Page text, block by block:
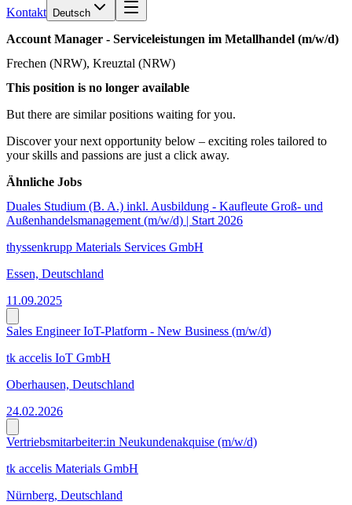
Kontakt Deutsch
Account Manager - Serviceleistungen im Metallhandel (m/w/d)
Frechen (NRW), Kreuztal (NRW)
This position is no longer available
But there are similar positions waiting for you.
Discover your next opportunity below – exciting roles tailored to
your skills and passions are just a click away.
Ähnliche Jobs
Duales Studium (B. A.) inkl. Ausbildung - Kaufleute Groß- und
Außenhandelsmanagement (m/w/d) | Start 2026
thyssenkrupp Materials Services GmbH
Essen, Deutschland
11.09.2025
Sales Engineer IoT-Platform - New Business (m/w/d)
tk accelis IoT GmbH
Oberhausen, Deutschland
24.02.2026
Vertriebsmitarbeiter:in Neukundenakquise (m/w/d)
tk accelis Materials GmbH
Nürnberg, Deutschland